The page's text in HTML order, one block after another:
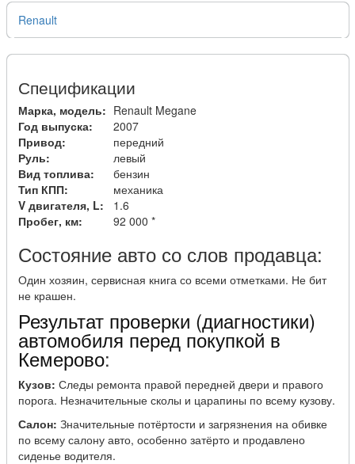
Renault
Спецификации
Марка, модель: Renault Megane
Год выпуска:
2007
Привод:
передний
Руль:
левый
Вид топлива:
бензин
Тип КПП:
механика
V двигателя, L:
1.6
Пробег, км:
92 000 *
Состояние авто со слов продавца:
Один хозяин, сервисная книга со всеми отметками. Не бит
не крашен.
Результат проверки (диагностики)
автомобиля перед покупкой в
Кемерово:
Кузов: Следы ремонта правой передней двери и правого
порога. Незначительные сколы и царапины по всему кузову.
Салон: Значительные потёртости и загрязнения на обивке
по всему салону авто, особенно затёрто и продавлено
сиденье водителя.